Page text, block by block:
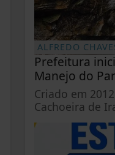
ALFREDO
Prefeitura
Manejo do
Criado em
Cachoeira de